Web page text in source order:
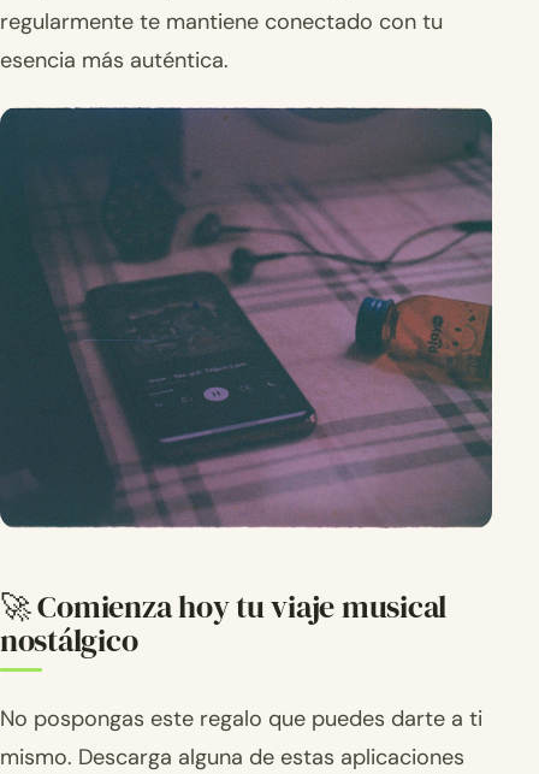
regularmente te mantiene conectado con tu
esencia más auténtica.
🚀 Comienza hoy tu viaje musical
nostálgico
No pospongas este regalo que puedes darte a ti
mismo. Descarga alguna de estas aplicaciones